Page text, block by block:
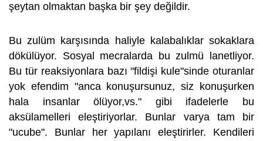
şeytan olmaktan başka bir şey değildir.
Bu zulüm karşısında haliyle kalabalıklar sokaklara
dökülüyor. Sosyal mecralarda bu zulmü lanetliyor.
Bu tür reaksiyonlara bazı "fildişi kule"sinde oturanlar
yok efendim "anca konuşursunuz, siz konuşurken
hala insanlar ölüyor,vs." gibi ifadelerle bu
aksülamelleri eleştiriyorlar. Bunlar varya tam bir
"ucube". Bunlar her yapılanı eleştirirler. Kendileri